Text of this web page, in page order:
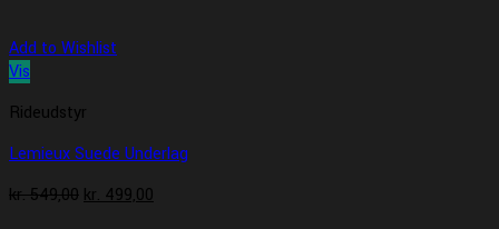
Add to Wishlist
Vis
Rideudstyr
Lemieux Suede Underlag
kr.549,00 Den
kr.499,00